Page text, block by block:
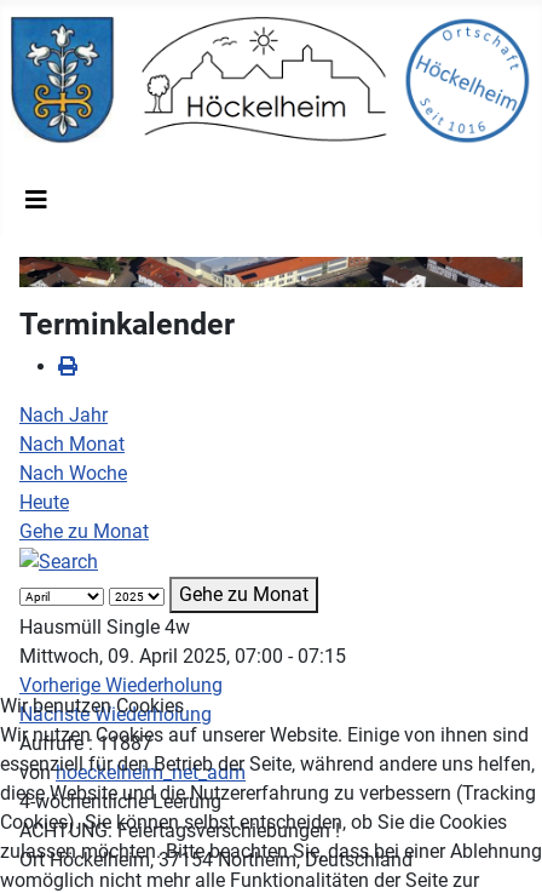
Terminkalender
Nach Jahr
Nach Monat
Nach Woche
Heute
Gehe zu Monat
Gehe zu Monat
Hausmüll Single 4w
Mittwoch, 09. April 2025, 07:00 - 07:15
Vorherige Wiederholung
Nächste Wiederholung
Aufrufe: 11887
vonhoeckelheim_net_adm
4-wöchentliche Leerung
ACHTUNG: Feiertagsverschiebungen !
OrtHöckelheim, 37154 Northeim, Deutschland
Wir benutzen Cookies
Wir nutzen Cookies auf unserer Website. Einige von ihnen sind
essenziell für den Betrieb der Seite, während andere uns helfen,
diese Website und die Nutzererfahrung zu verbessern (Tracking
Cookies). Sie können selbst entscheiden, ob Sie die Cookies
zulassen möchten. Bitte beachten Sie, dass bei einer Ablehnung
womöglich nicht mehr alle Funktionalitäten der Seite zur